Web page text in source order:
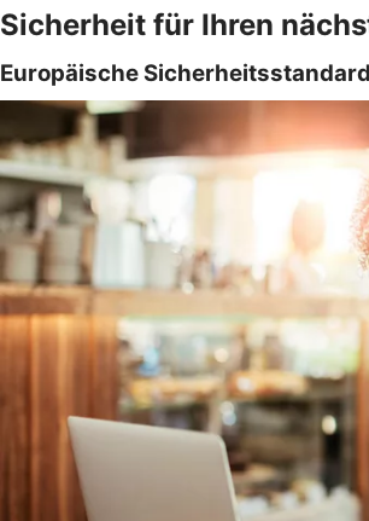
Sicherheit für Ihren
Europäische